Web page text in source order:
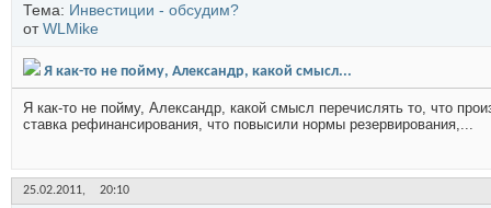
Тема: Инвестиции - обсудим?
отWLMike
Я как-то не пойму, Александр, какой смысл...
Я как-то не пойму, Александр, какой смысл перечислять то, что
ставка рефинансирования, что повысили нормы резервирования,...
25.02.2011, 20:10